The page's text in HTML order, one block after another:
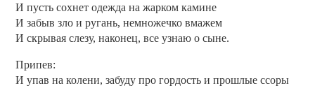
И пусть сохнет одежда на жарком камине
И забыв зло и ругань, немножечко вмажем
И скрывая слезу, наконец, все узнаю о сыне.
Припев:
И упав на колени, забуду про гордость и прошлые ссоры